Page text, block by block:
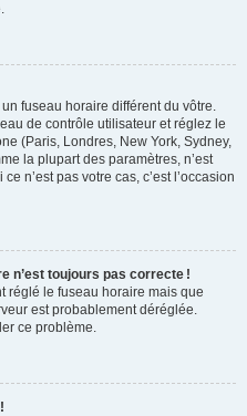
fuseau horaire différent du vôtre.
de contrôle utilisateur et réglez le
(Paris, Londres, New York, Sydney,
la plupart des paramètres, n’est
n’est pas votre cas, c’est l’occasion
n’est toujours pas correcte !
réglé le fuseau horaire mais que
est probablement déréglée.
ce problème.